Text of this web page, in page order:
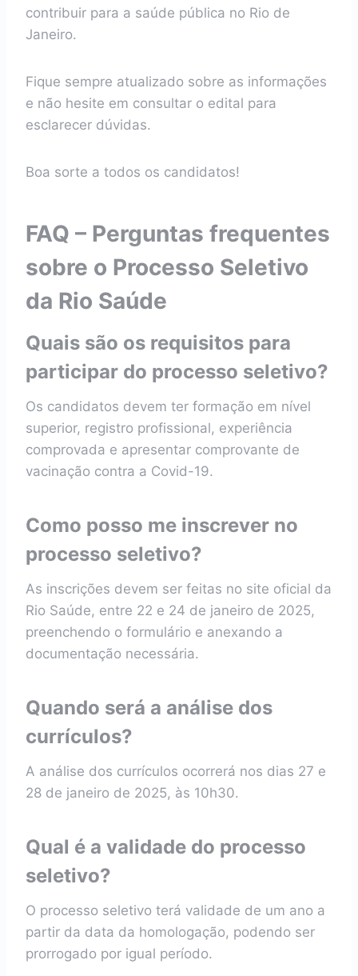
contribuir para a saúde pública no Rio de
Janeiro.
Fique sempre atualizado sobre as informações
e não hesite em consultar o edital para
esclarecer dúvidas.
Boa sorte a todos os candidatos!
FAQ – Perguntas frequentes
sobre o Processo Seletivo
da Rio Saúde
Quais são os requisitos para
participar do processo seletivo?
Os candidatos devem ter formação em nível
superior, registro profissional, experiência
comprovada e apresentar comprovante de
vacinação contra a Covid-19.
Como posso me inscrever no
processo seletivo?
As inscrições devem ser feitas no site oficial da
Rio Saúde, entre 22 e 24 de janeiro de 2025,
preenchendo o formulário e anexando a
documentação necessária.
Quando será a análise dos
currículos?
A análise dos currículos ocorrerá nos dias 27 e
28 de janeiro de 2025, às 10h30.
Qual é a validade do processo
seletivo?
O processo seletivo terá validade de um ano a
partir da data da homologação, podendo ser
prorrogado por igual período.